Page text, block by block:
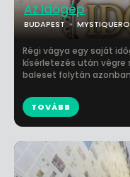
Az Időgép
BUDAPEST
Régi vágya egy saját
kísérletezés után végre
baleset folytán
TOVÁBB